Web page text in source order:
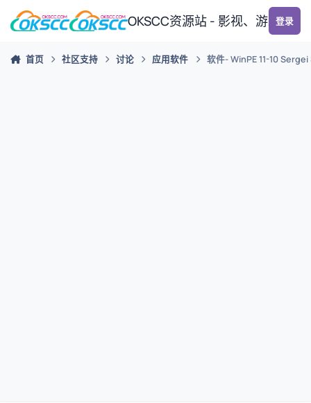
跳转到帖子
OKSCC资源站 - 影视、游戏、
登录
首页 社区支持 讨论 应用软件 软件- WinPE 11-10